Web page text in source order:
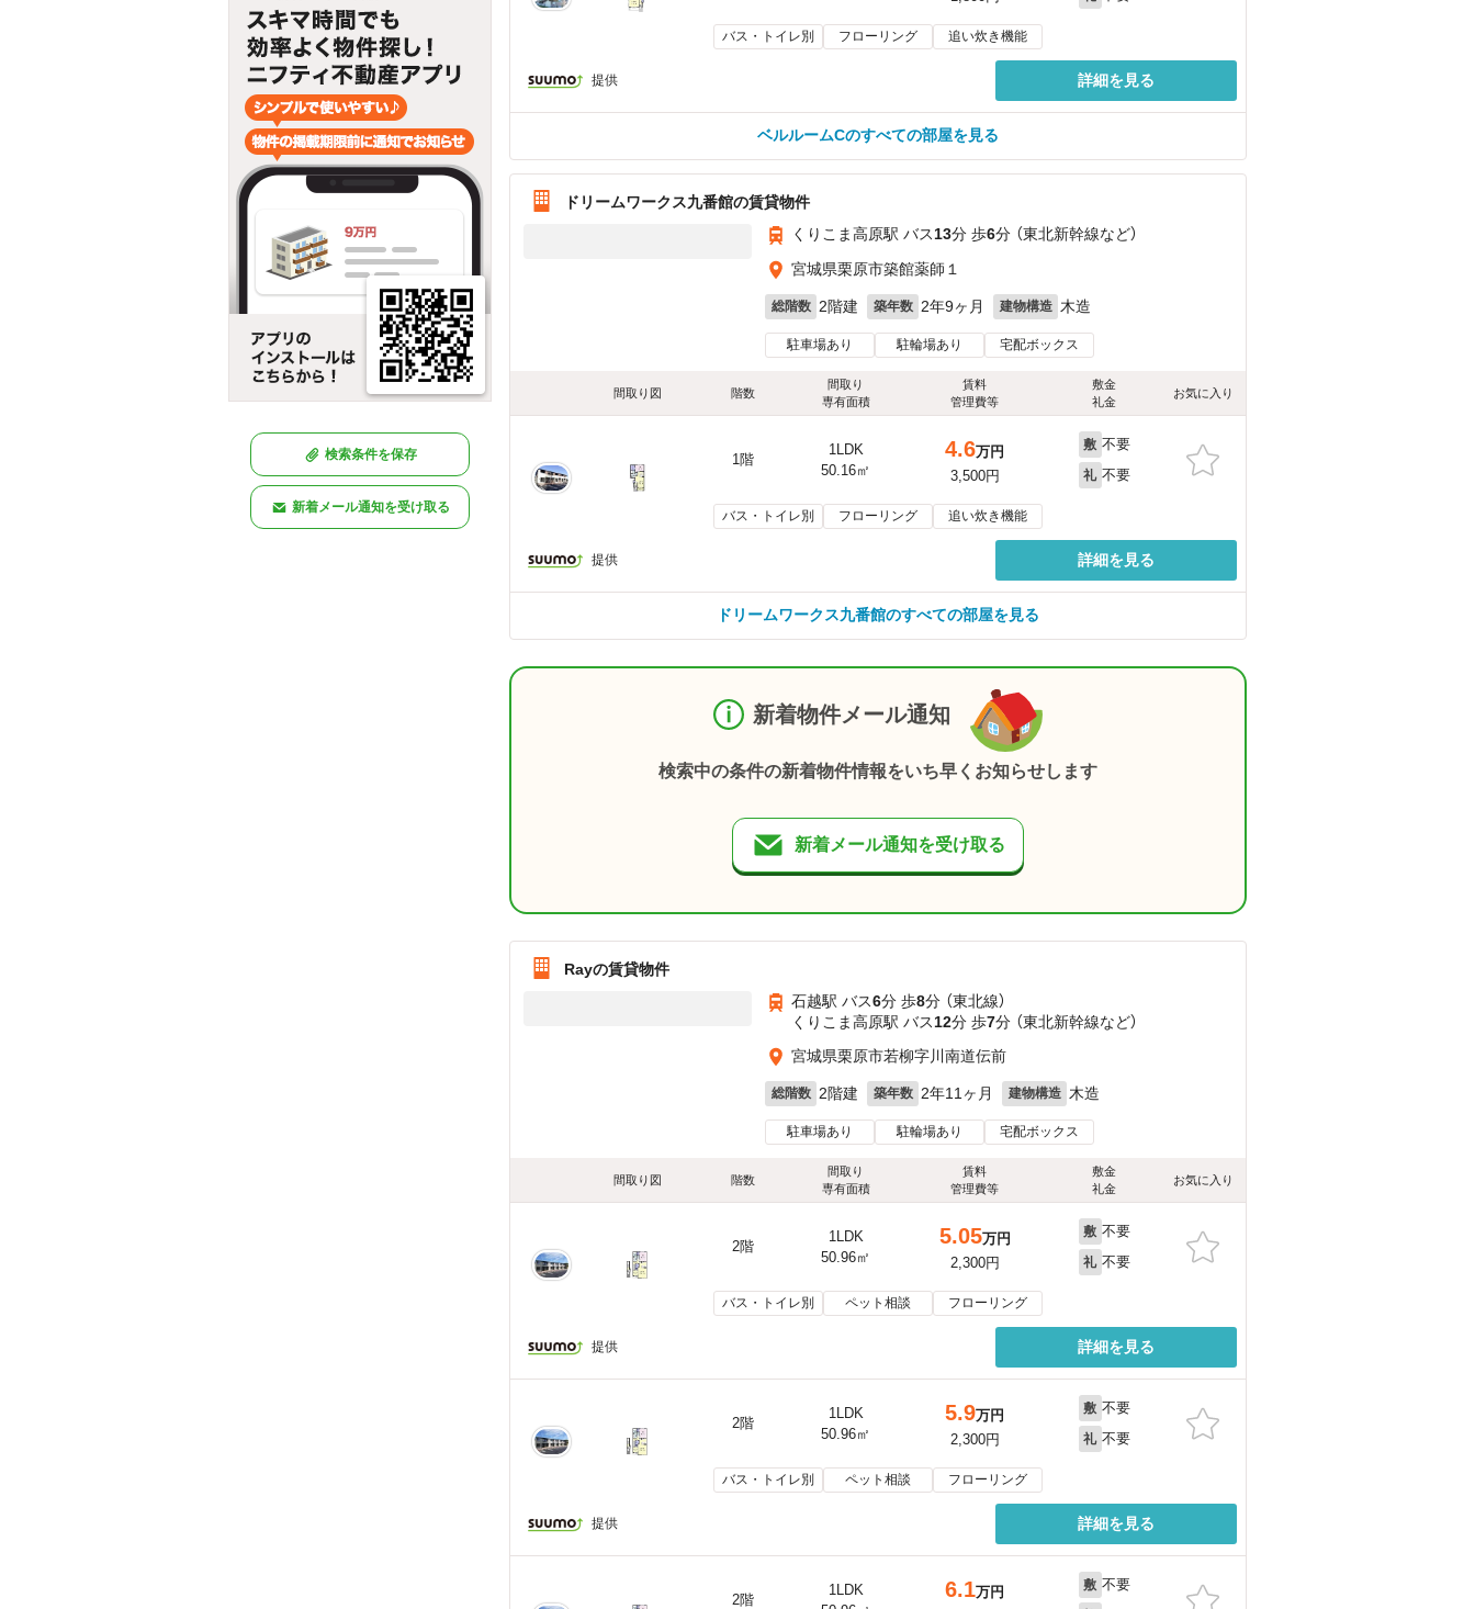
検索条件を保存
新着メール通知を受け取る
バス・トイレ別 フローリング 追い炊き機能
提供 詳細を見る
ベルルームCのすべての部屋を見る
ドリームワークス九番館の賃貸物件
くりこま高原駅 バス13分 歩6分 （東北新幹線など）
宮城県栗原市築館薬師１
総階数 2階建 築年数 2年9ヶ月 建物構造 木造
駐車場あり 駐輪場あり 宅配ボックス
間取り図 階数
間取り
専有面積
賃料
管理費等
敷金
礼金
お気に入り
1階
1LDK
50.16㎡
4.6万円
3,500円
敷 不要
礼 不要
バス・トイレ別 フローリング 追い炊き機能
提供 詳細を見る
ドリームワークス九番館のすべての部屋を見る
新着物件メール通知
検索中の条件の新着物件情報をいち早くお知らせします
新着メール通知を受け取る
Rayの賃貸物件
石越駅 バス6分 歩8分 （東北線）
くりこま高原駅 バス12分 歩7分 （東北新幹線など）
宮城県栗原市若柳字川南道伝前
総階数 2階建 築年数 2年11ヶ月 建物構造 木造
駐車場あり 駐輪場あり 宅配ボックス
間取り図 階数
間取り
専有面積
賃料
管理費等
敷金
礼金
お気に入り
2階
1LDK
50.96㎡
5.05万円
2,300円
敷 不要
礼 不要
バス・トイレ別 ペット相談 フローリング
提供 詳細を見る
2階
1LDK
50.96㎡
5.9万円
2,300円
敷 不要
礼 不要
バス・トイレ別 ペット相談 フローリング
提供 詳細を見る
2階
1LDK
6.1万円
敷 不要